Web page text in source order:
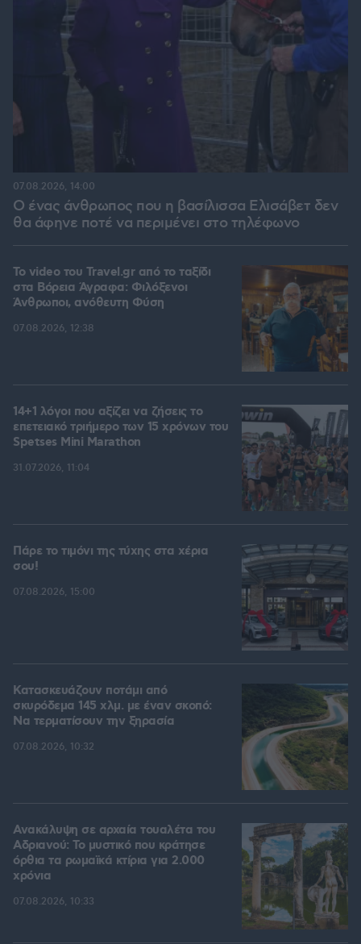
Ο ένας άνθρωπος που η βασίλισσα Ελισάβετ δεν
θα άφηνε ποτέ να περιμένει στο τηλέφωνο
07.08.2026, 14:00
To video του Travel.gr από το ταξίδι
στα Βόρεια Άγραφα: Φιλόξενοι
Άνθρωποι, ανόθευτη Φύση
07.08.2026, 12:38
14+1 λόγοι που αξίζει να ζήσεις το
επετειακό τριήμερο των 15 χρόνων του
Spetses Mini Marathon
31.07.2026, 11:04
Πάρε το τιμόνι της τύχης στα χέρια
σου!
07.08.2026, 15:00
Κατασκευάζουν ποτάμι από
σκυρόδεμα 145 χλμ. με έναν σκοπό:
Να τερματίσουν την ξηρασία
07.08.2026, 10:32
Ανακάλυψη σε αρχαία τουαλέτα του
Αδριανού: Το μυστικό που κράτησε
όρθια τα ρωμαϊκά κτίρια για 2.000
χρόνια
07.08.2026, 10:33